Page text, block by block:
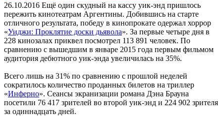
26.10.2016 Ещё один скудный на кассу уик-энд пришлось
пережить кинотеатрам Аргентины. Добившись на старте
отличного результата, победу в кинопрокате одержал хоррор
«Уиджи: Проклятие доски дьявола». За первые четыре дня в
228 кинозалах приквел посмотрел 113 891 человек. По
сравнению с вышедшим в январе 2015 года первым фильмом
аудитория дебютного уик-энда увеличилась на 35%.
Всего лишь на 31% по сравнению с прошлой неделей
сократилось количество проданных билетов на триллер
«Инферно». Сеансы экранизации романа Дэна Брауна
посетили 76 417 зрителей во второй уик-энд и 224 902 зрителя
за одиннадцать дней.